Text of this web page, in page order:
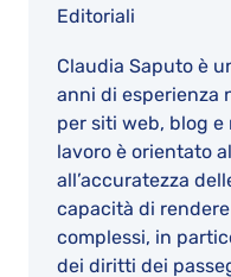
Editoriali
Claudia Saputo è
anni di esperienza
per siti web, blog e
lavoro è orientato
all’accuratezza
capacità di
complessi, in
dei diritti dei